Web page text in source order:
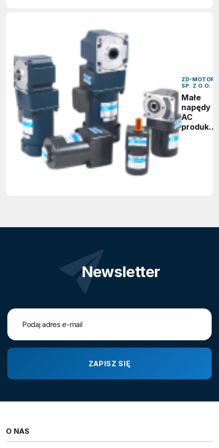
ZD-MOTOR
SP. Z O.O.
Małe
napędy
AC
produkcji
Newsletter
O NAS